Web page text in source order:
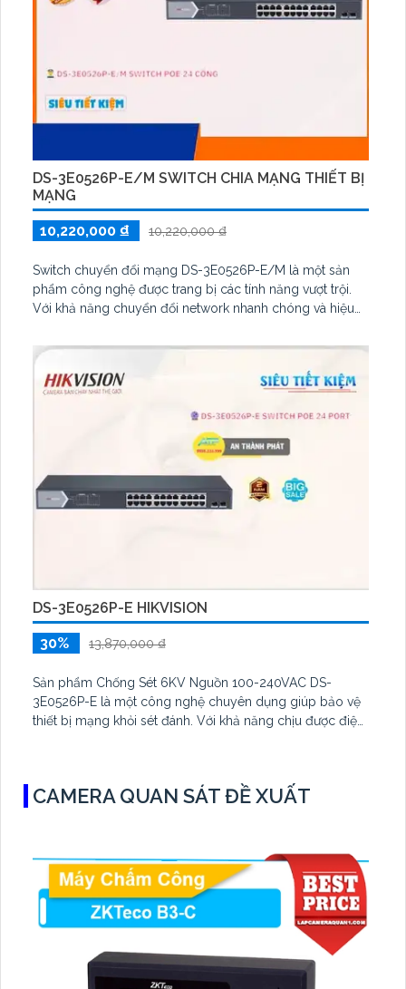
DS-3E0526P-E/M SWITCH CHIA MẠNG THIẾT BỊ
MẠNG
10,220,000 ₫ 10,220,000 ₫
Switch chuyển đổi mạng DS-3E0526P-E/M là một sản
phẩm công nghệ được trang bị các tính năng vượt trội.
Với khả năng chuyển đổi network nhanh chóng và hiệu
Ngoài ra, DS-3E0526P-E/M còn tích hợp tính năng PoE
tiếp qua dây mạng cho các thiết bị như camera IP hoặc
DS-3E0526P-E HIKVISION
30% 13,870,000 ₫
Sản phẩm Chống Sét 6KV Nguồn 100-240VAC DS-
3E0526P-E là một công nghệ chuyên dụng giúp bảo vệ
thiết bị mạng khỏi sét đánh. Với khả năng chịu được điện
truyền dữ liệu và cấp nguồn điện qua một dây cáp duy
CAMERA QUAN SÁT ĐỀ XUẤT